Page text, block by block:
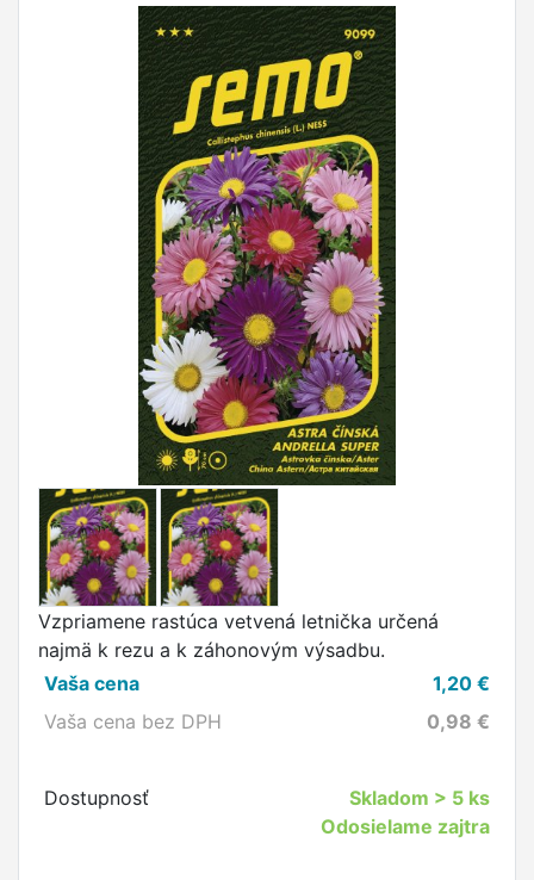
Vzpriamene rastúca vetvená letnička určená
najmä k rezu a k záhonovým výsadbu.
Vaša cena
1,20 €
Vaša cena bez DPH
0,98 €
Dostupnosť Skladom > 5 ks
Odosielame zajtra